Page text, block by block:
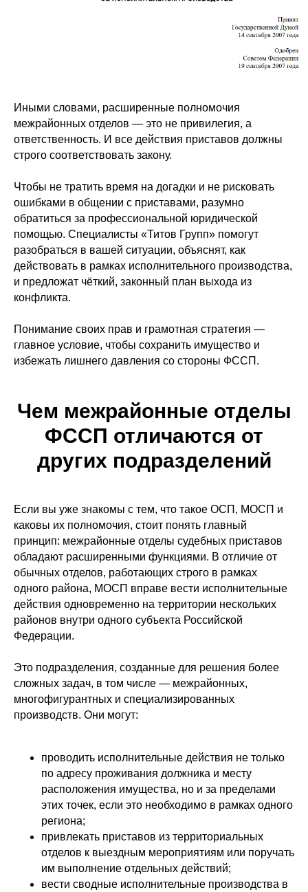
Иными словами, расширенные полномочия
межрайонных отделов — это не привилегия, а
ответственность. И все действия приставов должны
строго соответствовать закону.
Чтобы не тратить время на догадки и не рисковать
ошибками в общении с приставами, разумно
обратиться за профессиональной юридической
помощью. Специалисты «Титов Групп» помогут
разобраться в вашей ситуации, объяснят, как
действовать в рамках исполнительного производства,
и предложат чёткий, законный план выхода из
конфликта.
Понимание своих прав и грамотная стратегия —
главное условие, чтобы сохранить имущество и
избежать лишнего давления со стороны ФССП.
Чем межрайонные отделы
ФССП отличаются от
других подразделений
Если вы уже знакомы с тем, что такое ОСП, МОСП и
каковы их полномочия, стоит понять главный
принцип: межрайонные отделы судебных приставов
обладают расширенными функциями. В отличие от
обычных отделов, работающих строго в рамках
одного района, МОСП вправе вести исполнительные
действия одновременно на территории нескольких
районов внутри одного субъекта Российской
Федерации.
Это подразделения, созданные для решения более
сложных задач, в том числе — межрайонных,
многофигурантных и специализированных
производств. Они могут:
проводить исполнительные действия не только
по адресу проживания должника и месту
расположения имущества, но и за пределами
этих точек, если это необходимо в рамках одного
региона;
привлекать приставов из территориальных
отделов к выездным мероприятиям или поручать
им выполнение отдельных действий;
вести сводные исполнительные производства в